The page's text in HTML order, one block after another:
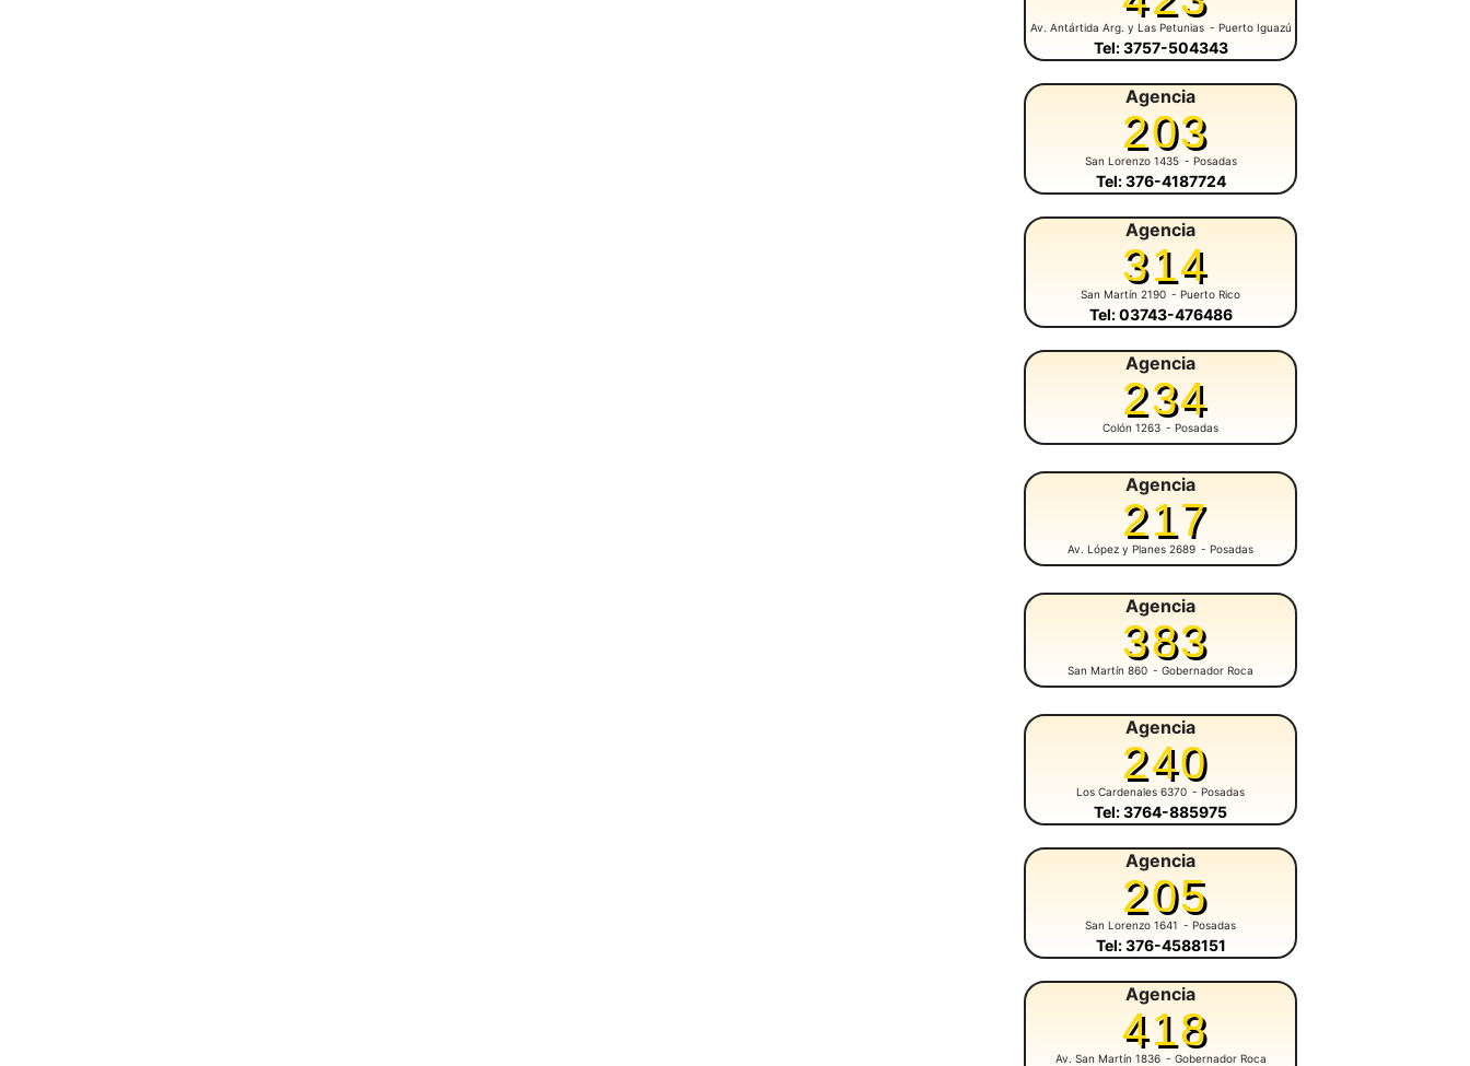
Av. Antártida Arg. y Las Petunias - Puerto Iguazú
Tel: 3757-504343
Agencia
203
San Lorenzo 1435 - Posadas
Tel: 376-4187724
Agencia
314
San Martín 2190 - Puerto Rico
Tel: 03743-476486
Agencia
234
Colón 1263 - Posadas
Agencia
217
Av. López y Planes 2689 - Posadas
Agencia
383
San Martín 860 - Gobernador Roca
Agencia
240
Los Cardenales 6370 - Posadas
Tel: 3764-885975
Agencia
205
San Lorenzo 1641 - Posadas
Tel: 376-4588151
Agencia
418
Av. San Martín 1836 - Gobernador Roca